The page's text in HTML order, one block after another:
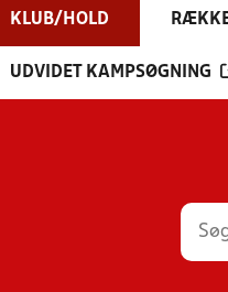
KLUB/HOLD
UDVIDET KAMPSØGNING